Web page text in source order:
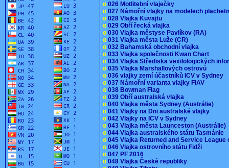
o 026 Motlitební vlaječky
o 027 Námořní vlajky na modelech
o 028 Vlajka Kuvajtu
o 029 Obří řecká vlajka
o 030 Vlajka městyse Pavlíkov (RA)
o 031 Vlajka města Luže (CR)
o 032 Bahamská obchodní vlajka
o 033 Vlajka společnosti Kwan Chart
o 034 Vlajka Střediska vexilologických
o 035 Vlajka Marshallových ostrovů
o 036 vlajky zemí účastníků ICV v Sydney
o 037 Námořní varianta vlajky FIAV
o 038 Bowman Flag
o 039 Obří australská vlajka
o 040 Vlajka města Sydney (Austrálie)
o 041 Vlajky na Dni australské vlajky
o 042 Vlajky na ICV v Sydney
o 043 Vlajka města Launceston (Austrálie)
o 044 Vlajka australského státu Tasmánie
o 045 Vlajka Returned and Service
o 046 Vlajka ostrovního státu Fidži
o 047 PF 2016
o 048 Vlajka České republiky